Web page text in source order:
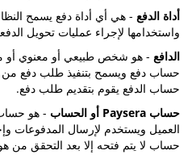
أداة الدفع
واستخدامها لإجراء عمليات تحويل
الدافع - هو شخص طبيعي أو معنوي أو
حساب دفع ويسمح بتنفيذ طلب دفع من
حساب الدفع يقوم بتقديم طلب دفع.
حساب Paysera أو الحساب
- هو
العميل ويستخدم لإرسال المدفوعات
حساب لا يتم فتحه إلا بعد التحقق من